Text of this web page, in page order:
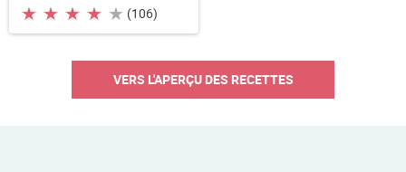
★ ★ ★ ★ ★ (106)
VERS L'APERÇU DES RECETTES